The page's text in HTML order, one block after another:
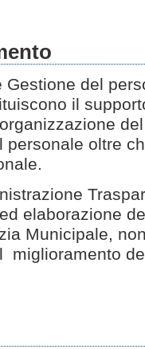
Gestione del
il
oltre
elaborazione
Municipale,
miglioramento